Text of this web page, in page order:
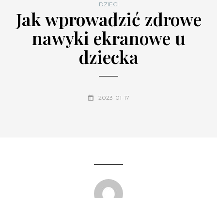
DZIECI
Jak wprowadzić zdrowe
nawyki ekranowe u
dziecka
2023-01-17